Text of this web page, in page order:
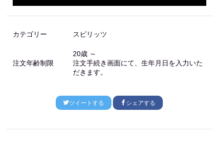
カテゴリー スピリッツ
注文年齢制限
20歳 ～
注文手続き画面にて、生年月日を入力いた
だきます。
ツイートする シェアする